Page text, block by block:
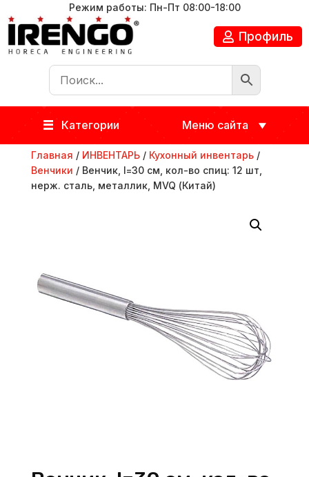
Режим работы: Пн-Пт 08:00-18:00
Профиль
Категории Меню сайта
Главная / ИНВЕНТАРЬ/ Кухонный инвентарь/
Венчики / Венчик, l=30 см, кол-во спиц: 12 шт,
нерж. сталь, металлик, MVQ (Китай)